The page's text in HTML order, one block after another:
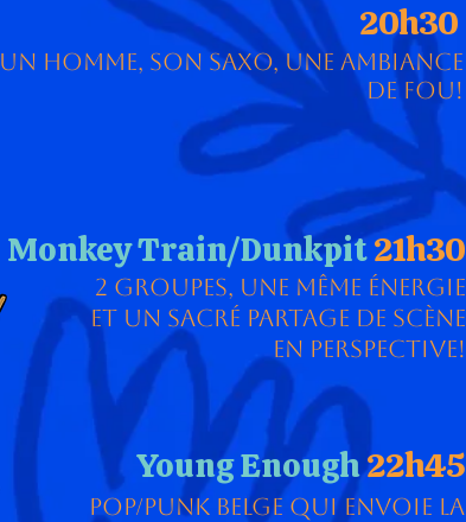
Monkey Train/Dunkpit21h30
2 groupes, une même énergie
et un sacré partage de scène
en perspective!
Young Enough22h45
pop/punk belge qui envoie la
20h30
un homme, son saxo, une ambiance
de fou!